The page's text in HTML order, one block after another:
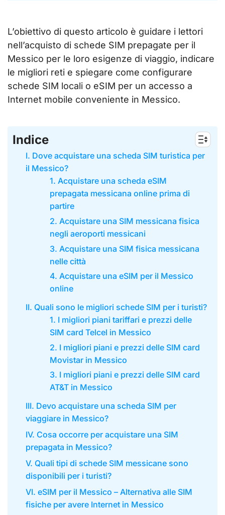
L’obiettivo di questo articolo è guidare i lettori
nell’acquisto di schede SIM prepagate per il
Messico per le loro esigenze di viaggio, indicare
le migliori reti e spiegare come configurare
schede SIM locali o eSIM per un accesso a
Internet mobile conveniente in Messico.
Indice
I. Dove acquistare una scheda SIM turistica per
il Messico?
1. Acquistare una scheda eSIM
prepagata messicana online prima di
partire
2. Acquistare una SIM messicana fisica
negli aeroporti messicani
3. Acquistare una SIM fisica messicana
nelle città
4. Acquistare una eSIM per il Messico
online
II. Quali sono le migliori schede SIM per i turisti?
1. I migliori piani tariffari e prezzi delle
SIM card Telcel in Messico
2. I migliori piani e prezzi delle SIM card
Movistar in Messico
3. I migliori piani e prezzi delle SIM card
AT&T in Messico
III. Devo acquistare una scheda SIM per
viaggiare in Messico?
IV. Cosa occorre per acquistare una SIM
prepagata in Messico?
V. Quali tipi di schede SIM messicane sono
disponibili per i turisti?
VI. eSIM per il Messico – Alternativa alle SIM
fisiche per avere Internet in Messico